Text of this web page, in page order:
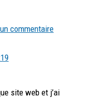
commentaire
site web et j’ai